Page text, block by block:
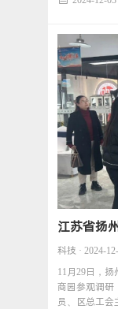
科技 · 2024-
11月29日，
商园参观调研
员、区总工